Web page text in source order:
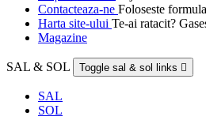
Contacteaza-ne Foloseste
Harta site-ului Te-ai ratacit?
Magazine
SAL & SOL Toggle sal & sol links 
SAL
SOL